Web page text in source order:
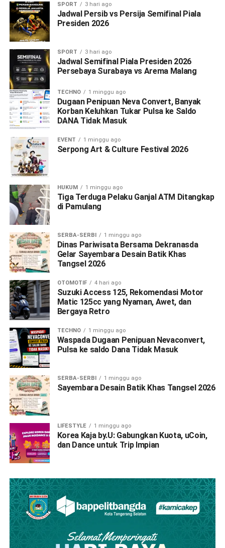
SPORT 3 hari ago
Jadwal Persib vs Persija Semifinal Piala
Presiden 2026
SPORT 3 hari ago
Jadwal Semifinal Piala Presiden 2026
Persebaya Surabaya vs Arema Malang
TECHNO 1 minggu ago
Dugaan Penipuan Neva Convert, Banyak
Korban Keluhkan Tukar Pulsa ke Saldo
DANA Tidak Masuk
EVENT 1 minggu ago
Serpong Art & Culture Festival 2026
HUKUM 1 minggu ago
Tiga Terduga Pelaku Ganjal ATM Ditangkap
di Pamulang
SERBA-SERBI 1 minggu ago
Dinas Pariwisata Bersama Dekranasda
Gelar Sayembara Desain Batik Khas
Tangsel 2026
OTOMOTIF 4 hari ago
Suzuki Access 125, Rekomendasi Motor
Matic 125cc yang Nyaman, Awet, dan
Bergaya Retro
TECHNO 1 minggu ago
Waspada Dugaan Penipuan Nevaconvert,
Pulsa ke saldo Dana Tidak Masuk
SERBA-SERBI 1 minggu ago
Sayembara Desain Batik Khas Tangsel 2026
LIFESTYLE 1 minggu ago
Korea Kaja by.U: Gabungkan Kuota, uCoin,
dan Dance untuk Trip Impian